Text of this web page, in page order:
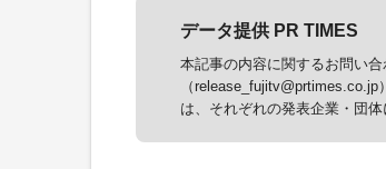
データ提供 PR TIMES
本記事の内容に関するお問い
（
は、それぞれの発表企業・団体